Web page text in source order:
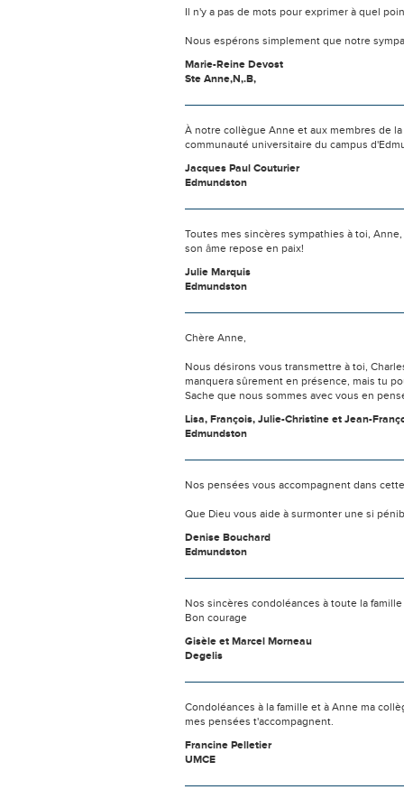
Il n'y a pas de mots pour exprimer à quel
Nous espérons simplement que notre
Marie-Reine Devost
Ste Anne,N,.B,
À notre collègue Anne et aux membres de
communauté universitaire du campus
Jacques Paul Couturier
Edmundston
Toutes mes sincères sympathies à toi,
son âme repose en paix!
Julie Marquis
Edmundston
Chère Anne,
Nous désirons vous transmettre à toi,
manquera sûrement en présence, mais tu
Sache que nous sommes avec vous en
Lisa, François, Julie-Christine et Jean-
Edmundston
Nos pensées vous accompagnent dans
Que Dieu vous aide à surmonter une si
Denise Bouchard
Edmundston
Nos sincères condoléances à toute la
Bon courage
Gisèle et Marcel Morneau
Degelis
Condoléances à la famille et à Anne ma
mes pensées t'accompagnent.
Francine Pelletier
UMCE